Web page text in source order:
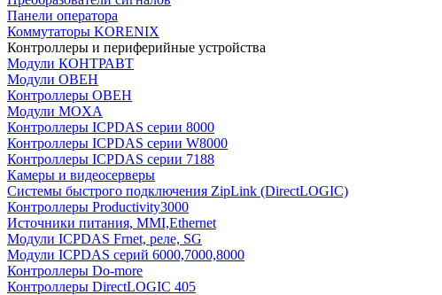
Панели оператора
Коммутаторы KORENIX
Контроллеры и периферийные устройства
Модули КОНТРАВТ
Модули ОВЕН
Контроллеры ОВЕН
Модули MOXA
Контроллеры ICPDAS серии 8000
Контроллеры ICPDAS серии W8000
Контроллеры ICPDAS серии 7188
Камеры и видеосерверы
Системы быстрого подключения ZipLink (DirectLOGIC)
Контроллеры Productivity3000
Источники питания, MMI,Ethernet
Модули ICPDAS Frnet, реле, SG
Модули ICPDAS серий 6000,7000,8000
Контроллеры Do-more
Контроллеры DirectLOGIC 405